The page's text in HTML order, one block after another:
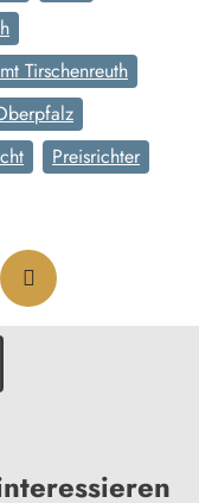
Tirschenreuth
Preisrichter